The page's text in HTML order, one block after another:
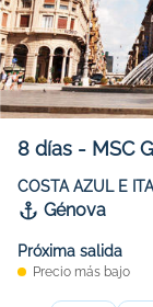
8 días - MSC
COSTA AZUL E
Génova
Próxima salida
Precio más bajo